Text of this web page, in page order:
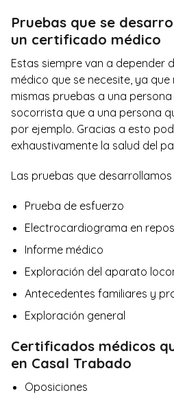
Pruebas que se
un certificado médico
Estas siempre van a depender
médico que se necesite, ya que
mismas pruebas a una
socorrista que a una persona
por ejemplo. Gracias a esto
exhaustivamente la salud del
Las pruebas que
Prueba de esfuerzo
Electrocardiograma en
Informe médico
Exploración del aparato
Antecedentes familiares y
Exploración general
Certificados médicos
en Casal Trabado
Oposiciones